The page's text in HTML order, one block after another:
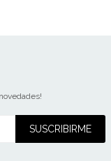
SUSCRIBIRME